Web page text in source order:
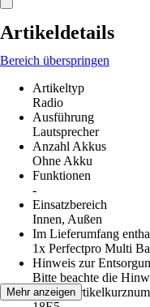
Artikeldetails
Bereich überspringen
Artikeltyp
Radio
Ausführung
Lautsprecher
Anzahl Akkus
Ohne Akku
Funktionen
-
Einsatzbereich
Innen, Außen
Im Lieferumfang
1x Perfectpro Multi
Hinweis zur
Bitte beachte die
AKN
Mehr anzeigen